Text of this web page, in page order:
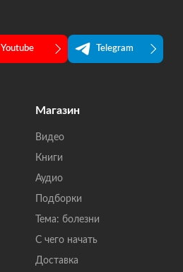
Youtube Telegram
Магазин
Видео
Книги
Аудио
Подборки
Тема: болезни
С чего начать
Доставка